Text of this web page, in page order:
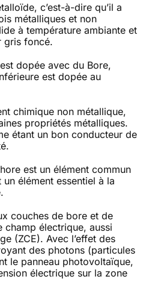
c’est-à-dire qu’il a
métalliques et non
à température ambiante et
gris foncé.
dopée avec du Bore,
est dopée au
chimique non métallique,
propriétés métalliques.
étant un bon conducteur de
est un élément commun
élément essentiel à la
couches de bore et de
champ électrique, aussi
(ZCE). Avec l’effet des
des photons (particules
le panneau photovoltaïque,
électrique sur la zone